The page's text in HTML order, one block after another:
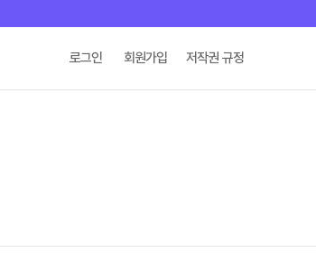
로그인 회원가입 저작권 규정